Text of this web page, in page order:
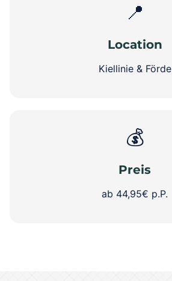
📍
Location
Kiellinie & Förde
💰
Preis
ab 44,95€ p.P.